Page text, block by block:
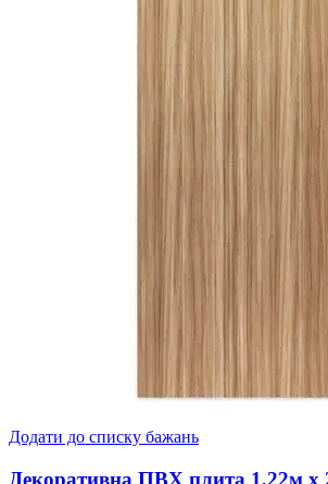
Додати до списку бажань
Декоративна ПВХ плита 1,22м х